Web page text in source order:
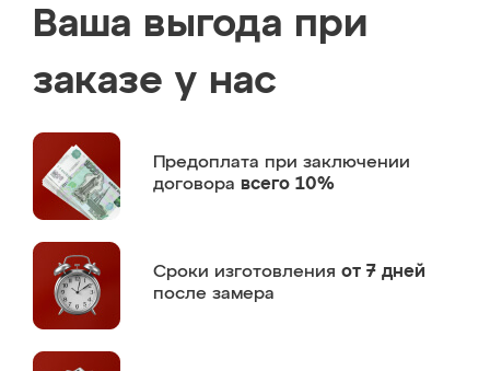
Ваша выгода при
заказе у нас
Предоплата при заключении
договора всего 10%
Сроки изготовления от 7 дней
после замера